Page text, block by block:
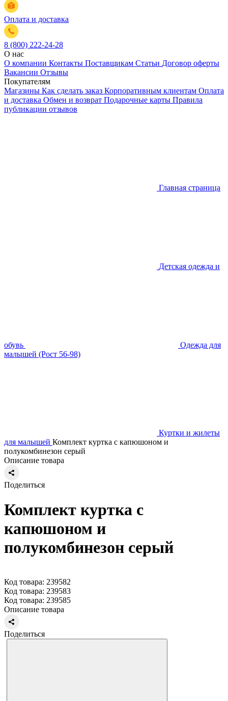
Оплата и доставка
8 (800) 222-24-28
О нас
О компании Контакты Поставщикам Статьи Договор оферты
Вакансии Отзывы
Покупателям
Магазины Как сделать заказ Корпоративным клиентам Оплата
и доставка Обмен и возврат Подарочные карты Правила
публикации отзывов
Главная страница
Детская одежда и
обувь
Одежда для
малышей (Рост 56-98)
Куртки и жилеты
для малышей Комплект куртка с капюшоном и
полукомбинезон серый
Описание товара
Поделиться
Комплект куртка с
капюшоном и
полукомбинезон серый
Код товара: 239582
Код товара: 239583
Код товара: 239585
Описание товара
Поделиться